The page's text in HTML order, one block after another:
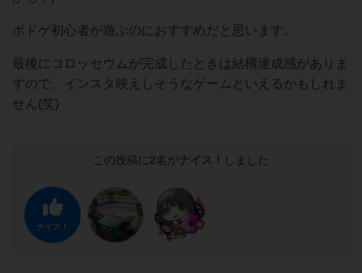
ボドゲ初心者が遊ぶのにおすすめだと思います。
最後にコロッセウムが完成したときは結構達成感がありま
すので、インスタ映えしそうなゲームといえるかもしれま
せん(笑)
この投稿に2名がナイス！ しました
ナイス！